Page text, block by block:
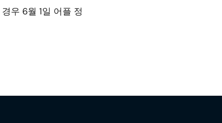
우 6월 1일 어플 정